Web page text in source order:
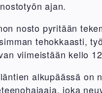
ajan.
nosto pyritään
tehokkaasti,
viimeistään kello
alkupäässä on
joka